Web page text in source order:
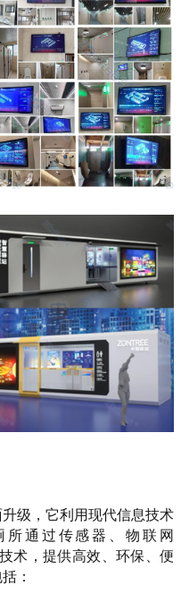
级，它利用现代信息技术
通过传感器、物联网
术，提供高效、环保、便
：